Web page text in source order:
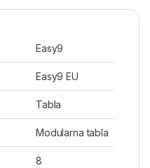
Easy9
Easy9 EU
Tabla
Modularna tabla
8